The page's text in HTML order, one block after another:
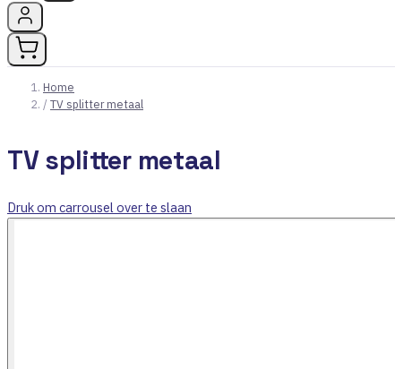
Home
/ TV splitter metaal
TV splitter metaal
Druk om carrousel over te slaan